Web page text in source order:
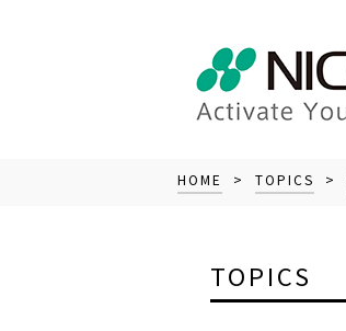
HOME > TOPICS >
TOPICS